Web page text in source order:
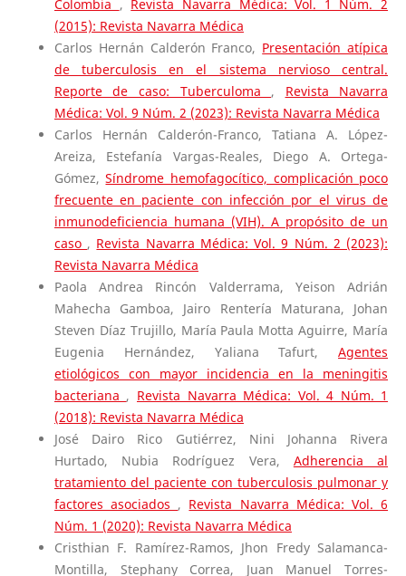
Colombia , Revista Navarra Médica: Vol. 1 Núm. 2
(2015): Revista Navarra Médica
Carlos Hernán Calderón Franco, Presentación atípica
de tuberculosis en el sistema nervioso central.
Reporte de caso: Tuberculoma , Revista Navarra
Médica: Vol. 9 Núm. 2 (2023): Revista Navarra Médica
Carlos Hernán Calderón-Franco, Tatiana A. López-
Areiza, Estefanía Vargas-Reales, Diego A. Ortega-
Gómez,Síndrome hemofagocítico, complicación poco
frecuente en paciente con infección por el virus de
inmunodeficiencia humana (VIH). A propósito de un
caso , Revista Navarra Médica: Vol. 9 Núm. 2 (2023):
Revista Navarra Médica
Paola Andrea Rincón Valderrama, Yeison Adrián
Mahecha Gamboa, Jairo Rentería Maturana, Johan
Steven Díaz Trujillo, María Paula Motta Aguirre, María
Eugenia Hernández, Yaliana Tafurt,Agentes
etiológicos con mayor incidencia en la meningitis
bacteriana , Revista Navarra Médica: Vol. 4 Núm. 1
(2018): Revista Navarra Médica
José Dairo Rico Gutiérrez, Nini Johanna Rivera
Hurtado, Nubia Rodríguez Vera, Adherencia al
tratamiento del paciente con tuberculosis pulmonar y
factores asociados , Revista Navarra Médica: Vol. 6
Núm. 1 (2020): Revista Navarra Médica
Cristhian F. Ramírez-Ramos, Jhon Fredy Salamanca-
Montilla, Stephany Correa, Juan Manuel Torres-